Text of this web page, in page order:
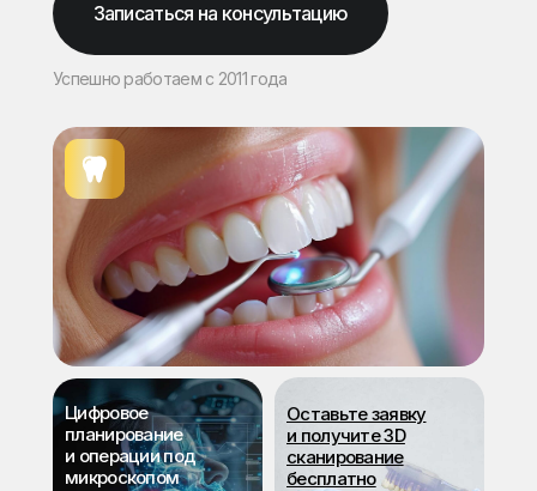
Успешно работаем с 2011 года
Записаться на консультацию
Оставьте заявку
и получите 3D
сканирование
бесплатно
Цифровое
планирование
и операции под
микроскопом